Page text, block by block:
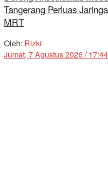
Tangerang Perluas
MRT
Oleh: Rizki
Jumat, 7 Agustus 2026 /